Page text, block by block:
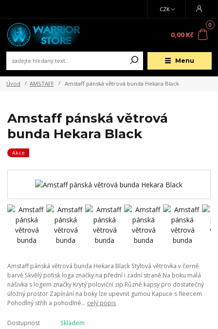
Menu
CZK
0
0,00 Kč
Úvod AMSTAFF Amstaff pánská větrová bunda Hekara Black
Amstaff pánská větrová
bunda Hekara Black
Akce
Amstaff pánská větrová bunda Hekara Black Stylová větrovka v černé
barvě Skvělý potisk loga značky na přední i zadní straně Na boku malá
nášivka s logem značky Krytý poloviční zip Různé kapsy pro dostatečný
úložný prostor Zapínání na boky lze upevnit gumou Kapuce s fleecem
Pohodlný střih a pohodlné... celý popis
Dostupnost
Skladem